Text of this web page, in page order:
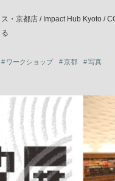
ス・京都店 / Impact Hub Kyoto /
ワークショップ 京都
写真